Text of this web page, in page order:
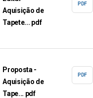
Aquisição de
Tapete... pdf
PDF
Proposta -
Aquisição de
Tape... pdf
PDF